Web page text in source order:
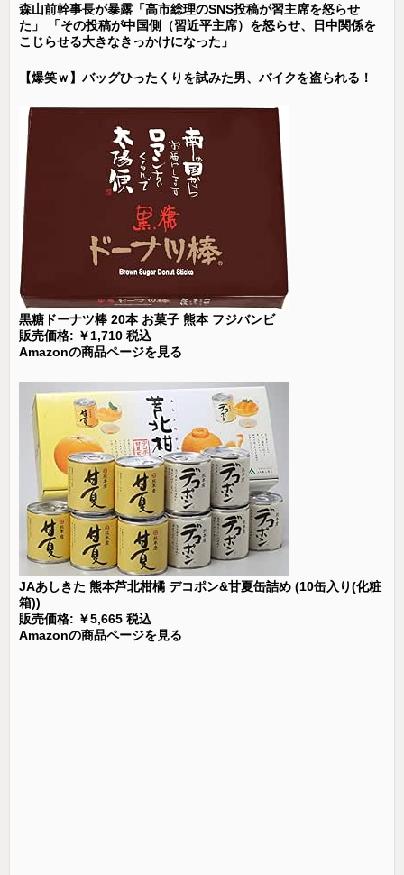
森山前幹事長が暴露「高市総理のSNS投稿が習主席を怒らせ
た」 「その投稿が中国側（習近平主席）を怒らせ、日中関係を
こじらせる大きなきっかけになった」
【爆笑ｗ】バッグひったくりを試みた男、バイクを盗られる！
黒糖ドーナツ棒 20本 お菓子 熊本 フジバンビ
販売価格: ￥1,710 税込
Amazonの商品ページを見る
JAあしきた 熊本芦北柑橘 デコポン&甘夏缶詰め (10缶入り(化粧
箱))
販売価格: ￥5,665 税込
Amazonの商品ページを見る